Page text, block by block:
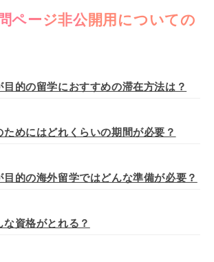
ページ非公開用についての
目的の留学におすすめの滞在方法は？
ためにはどれくらいの期間が必要？
目的の海外留学ではどんな準備が必要？
な資格がとれる？